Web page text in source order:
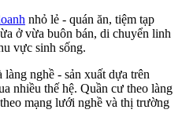
nhỏ lẻ - quán ăn, tiệm tạp
ở vừa buôn bán, di chuyển linh
vực sinh sống.
nghề - sản xuất dựa trên
nhiều thế hệ. Quần cư theo làng
mạng lưới nghề và thị trường